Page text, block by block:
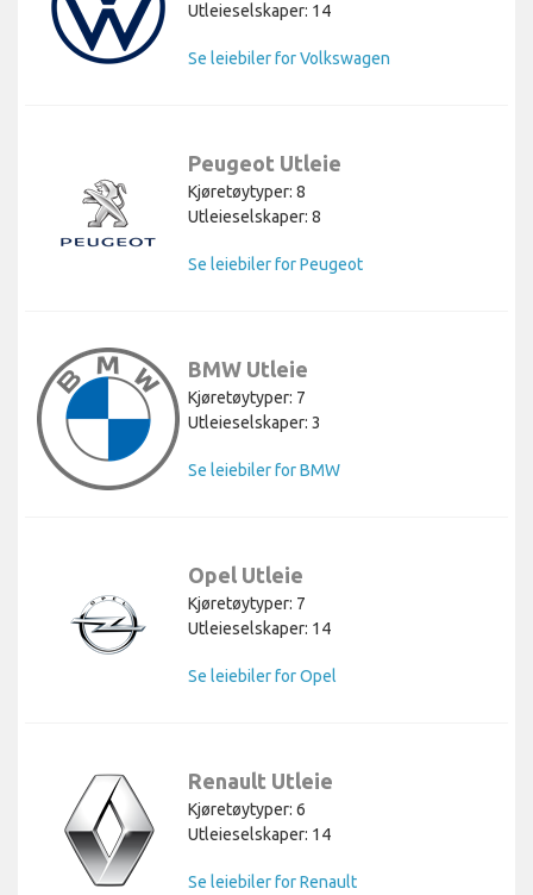
Utleieselskaper: 14
Se leiebiler for Volkswagen
Peugeot Utleie
Kjøretøytyper: 8
Utleieselskaper: 8
Se leiebiler for Peugeot
BMW Utleie
Kjøretøytyper: 7
Utleieselskaper: 3
Se leiebiler for BMW
Opel Utleie
Kjøretøytyper: 7
Utleieselskaper: 14
Se leiebiler for Opel
Renault Utleie
Kjøretøytyper: 6
Utleieselskaper: 14
Se leiebiler for Renault